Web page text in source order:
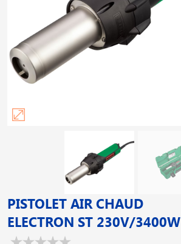
PISTOLET AIR CHAUD
ELECTRON ST 230V/3400W